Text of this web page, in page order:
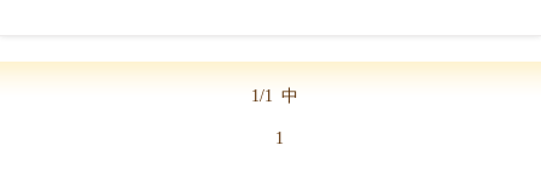
1/1 中
1